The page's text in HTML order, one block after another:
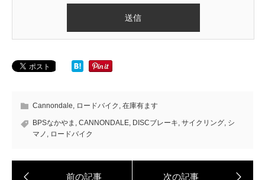
Cannondale, ロードバイク , 在庫有ます
BPSなかやま , CANNONDALE, DISCブレーキ, サイクリング, シ
マノ , ロードバイク